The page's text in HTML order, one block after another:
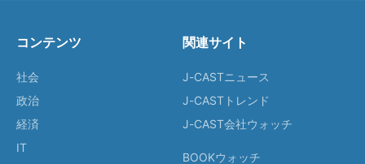
コンテンツ
社会
政治
経済
IT
関連サイト
J-CASTニュース
J-CASTトレンド
J-CAST会社ウォッチ
BOOKウォッチ